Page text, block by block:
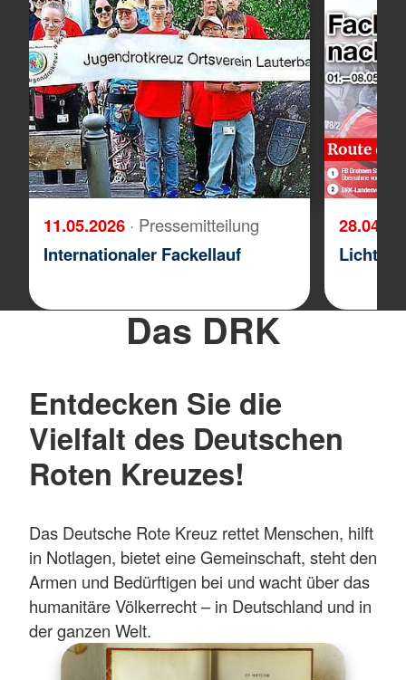
11.05.2026 · Pressemitteilung
Internationaler Fackellauf
Licht
Das DRK
Entdecken Sie die
Vielfalt des Deutschen
Roten Kreuzes!
Das Deutsche Rote Kreuz rettet Menschen, hilft
in Notlagen, bietet eine Gemeinschaft, steht den
Armen und Bedürftigen bei und wacht über das
humanitäre Völkerrecht – in Deutschland und in
der ganzen Welt.